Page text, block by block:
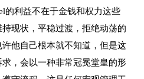
的利益不在于金钱和权力这些
现状，平稳过渡，拒绝动荡的
他自己根本就不知道，但是这
，会以一种非常冠冕堂皇的形